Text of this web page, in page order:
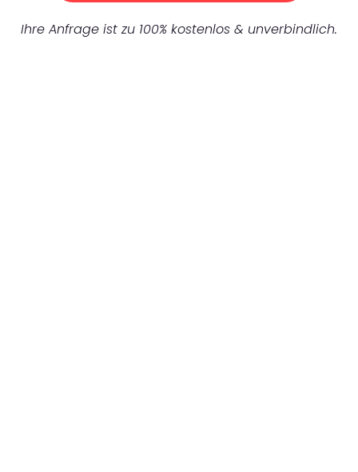
Ihre Anfrage ist zu 100% kostenlos & unverbindlich.